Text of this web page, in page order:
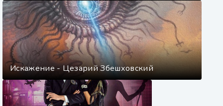
Искажение - Цезарий Збешховский